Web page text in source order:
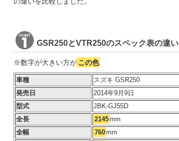
GSR250とVTR250のスペック表の違い
※数字が大きい方がこの色
車種 スズキ GSR250
発売日
2014年9月9日
型式
JBK-GJ55D
全長
2145mm
全幅
760mm